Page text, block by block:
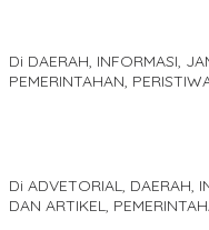
Di DAERAH, INFORMASI,
PEMERINTAHAN,
Di ADVETORIAL, DAERAH,
DAN ARTIKEL,